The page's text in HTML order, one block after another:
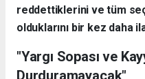
reddettiklerini ve tüm
olduklarını bir kez daha
"Yargı Sopası ve